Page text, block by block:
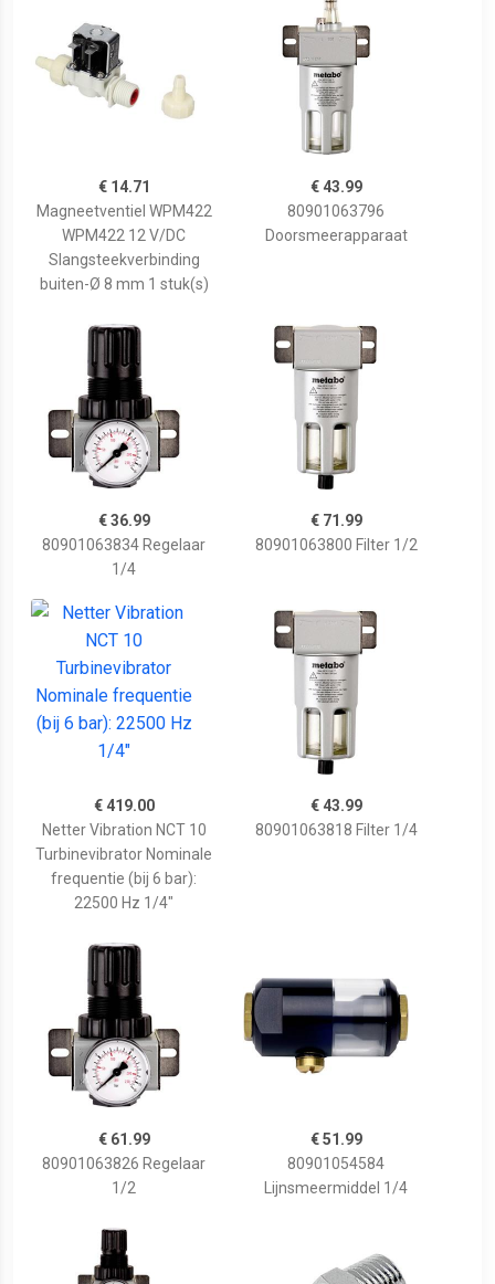
€ 14.71
Magneetventiel WPM422
WPM422 12 V/DC
Slangsteekverbinding
buiten-Ø 8 mm 1 stuk(s)
€ 43.99
80901063796
Doorsmeerapparaat
€ 36.99
80901063834 Regelaar
1/4
€ 71.99
80901063800 Filter 1/2
€ 419.00
Netter Vibration NCT 10
Turbinevibrator Nominale
frequentie (bij 6 bar):
22500 Hz 1/4"
€ 43.99
80901063818 Filter 1/4
€ 61.99
80901063826 Regelaar
1/2
€ 51.99
80901054584
Lijnsmeermiddel 1/4